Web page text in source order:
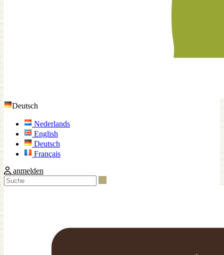
Deutsch
Nederlands
English
Deutsch
Français
anmelden